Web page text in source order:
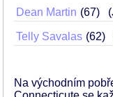
Dean Martin 67
Telly Savalas 62
Na východním